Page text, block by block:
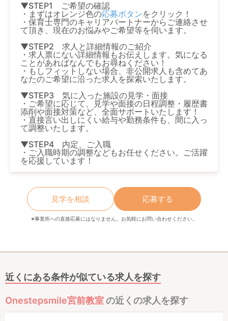
▼STEP1 ご希望の確認
・まずはオレンジ色の応募ボタンをクリック！
・保育士専門のキャリアパートナーからご連絡させ
て頂き、現在のお悩みやご希望等を伺います。
▼STEP2 求人と詳細情報のご紹介
・求人票にない詳細情報もお伝えします。気になる
ことがあればなんでもお尋ねください！
・もしフィットしない場合、非公開求人も含めてあ
なたのご希望に沿った求人を探索いたします。
▼STEP3 気に入った施設の見学・面接
・ご希望に応じて、見学や面接の日程調整・履歴書
添削や面接対策など、全面サポートいたします！
・直接言い出しにくい給与や勤務条件も、間に入っ
て調整いたします。
▼STEP4 内定、ご入職
・ご入職時期の調整などもお任せください。ご活躍
を応援しています！
見学を相談 応募する
※事業所への直接応募にはなりません。お気軽にお問い合わせください。
近くにある条件が似ている求人を探す
Onestepsmile宮前教室の近くの求人を探す